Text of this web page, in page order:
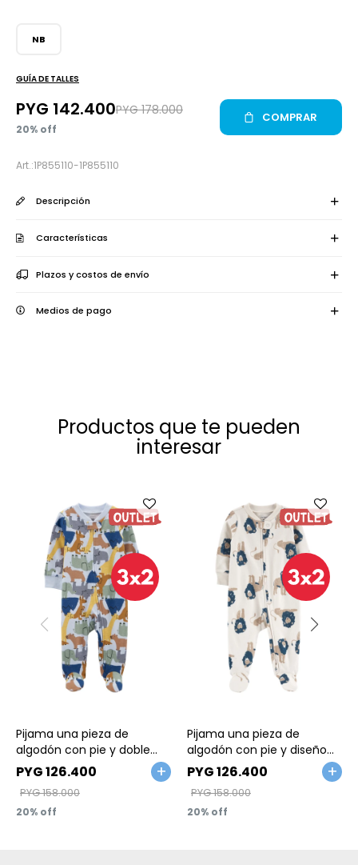
1P855110-1P855110
NB
GUÍA DE TALLES
PYG 142.400PYG 178.000
20
COMPRAR
Descripción
Características
Plazos y costos de envío
Medios de pago
Productos que te pueden
interesar
Pijama una pieza de
algodón con pie y doble
cierre
PYG126.400
PYG158.000
20
Pijama una pieza de
algodón con pie y diseño
leones
PYG126.400
PYG158.000
20